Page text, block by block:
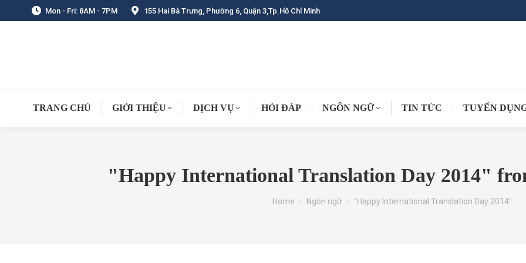
Mon - Fri: 8AM - 7PM 155 Hai Bà Trưng, Phường 6, Quận 3,Tp.Hồ Chí Minh
TRANG CHỦ GIỚI THIỆU DỊCH VỤ HỎI ĐÁP NGÔN NGỮ TIN TỨC TUYỂN
"Happy International Translation Day 2014"
You are here:
Home Ngôn ngữ "Happy International Translation Day 2014"…